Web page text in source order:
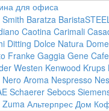
для офиса
Baratza
Caotina Carimali
Ditting Dolce Naturа
Franke Gaggia Gene Cafe
Westen Kenwood Krups
Nero Aroma Nespresso
Schaerer Sebocs
Zuma Альтерпрес Дом